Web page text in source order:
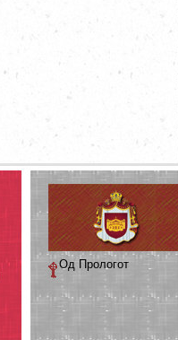
Од Прологот